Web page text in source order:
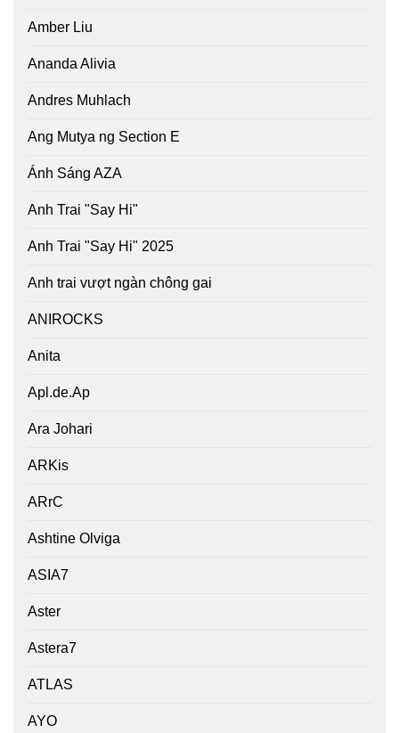
Amber Liu
Ananda Alivia
Andres Muhlach
Ang Mutya ng Section E
Ánh Sáng AZA
Anh Trai "Say Hi"
Anh Trai "Say Hi" 2025
Anh trai vượt ngàn chông gai
ANIROCKS
Anita
Apl.de.Ap
Ara Johari
ARKis
ARrC
Ashtine Olviga
ASIA7
Aster
Astera7
ATLAS
AYO